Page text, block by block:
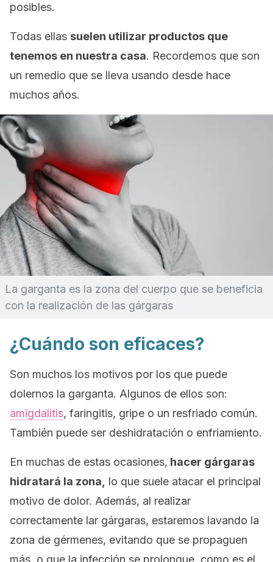
posibles.
Todas ellas suelen utilizar productos que
tenemos en nuestra casa. Recordemos que son
un remedio que se lleva usando desde hace
muchos años.
La garganta es la zona del cuerpo que se beneficia
con la realización de las gárgaras
¿Cuándo son eficaces?
Son muchos los motivos por los que puede
dolernos la garganta. Algunos de ellos son:
amigdalitis, faringitis, gripe o un resfriado común.
También puede ser deshidratación o enfriamiento.
En muchas de estas ocasiones, hacer gárgaras
hidratará la zona,
lo que suele atacar el principal
motivo de dolor. Además, al realizar
correctamente lar gárgaras, estaremos lavando la
zona de gérmenes, evitando que se propaguen
más, o que la infección se prolongue, como es el